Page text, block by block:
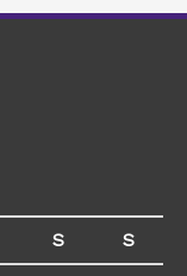
S S